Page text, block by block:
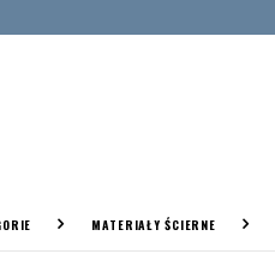
MATERIAŁY ŚCIERNE